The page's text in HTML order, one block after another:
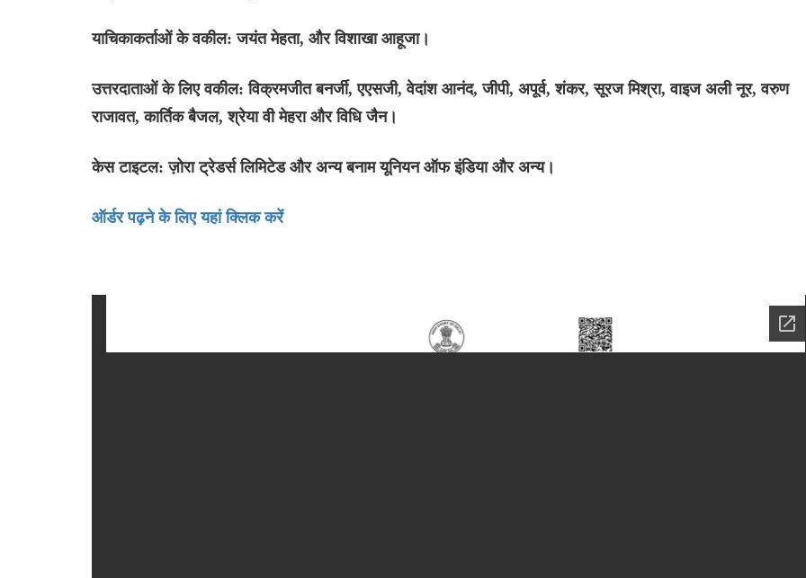
याचिकाकर्ताओं के वकील: जयंत मेहता, और विशाखा आहूजा।
उत्तरदाताओं के लिए वकील: विक्रमजीत बनर्जी, एएसजी, वेदांश आनंद, जीपी, अपूर्व, शंकर, सूरज मिश्रा, वाइज अली नूर, वरुण
राजावत, कार्तिक बैजल, श्रेया वी मेहरा और विधि जैन।
केस टाइटल: ज़ोरा ट्रेडर्स लिमिटेड और अन्य बनाम यूनियन ऑफ इंडिया और अन्य।
ऑर्डर पढ़ने के लिए यहां क्लिक करें